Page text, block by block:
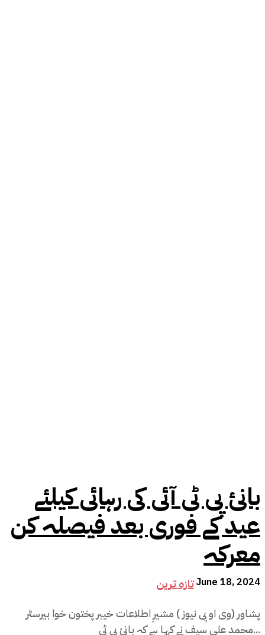
بانیٔ پی ٹی آئی کی رہائی کیلئے
عید کے فوری بعد فیصلہ کن
معرکہ
تازہ ترینJune 18, 2024
پشاور (وی او پی نیوز ) مشیرِ اطلاعات خیبر پختون خوا بیرسٹر
محمد علی سیف نے کہا ہے کہ بانیٔ پی ٹی...